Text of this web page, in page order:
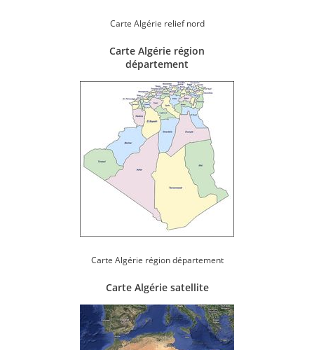
Carte Algérie relief nord
Carte Algérie région
département
Carte Algérie région département
Carte Algérie satellite